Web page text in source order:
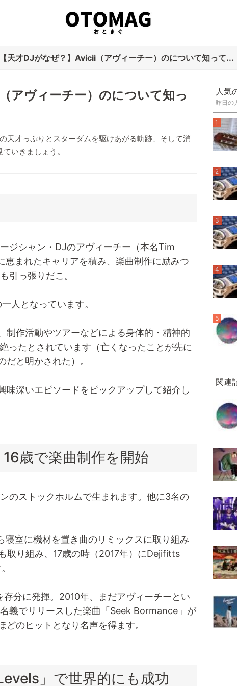
【天才DJがなぜ？】Avicii（アヴィーチー）のについて知って...
アヴィーチー）のについて知っ
天才っぷりとスターダムを駆けあがる軌跡、そして消
いきましょう。
ジシャン・DJのアヴィーチー（本名Tim
まれたキャリアを積み、楽曲制作に励みつ
引っ張りだこ。
人となっています。
制作活動やツアーなどによる身体的・精神的
ったとされています（亡くなったことが先に
と明かされた）。
味深いエピソードをピックアップして紹介し
歳で楽曲制作を開始
のストックホルムで生まれます。他に3名の
室に機材を置き曲のリミックスに取り組み
取り組み、17歳の時（2017年）にDejifitts
分に発揮。2010年、まだアヴィーチーとい
義でリリースした楽曲「Seek Bormance」が
のヒットとなり名声を得ます。
」で世界的にも成功
人気
昨日の
1
2
3
4
5
関連